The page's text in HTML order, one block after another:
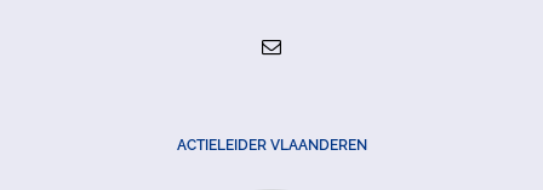
ACTIELEIDER VLAANDEREN